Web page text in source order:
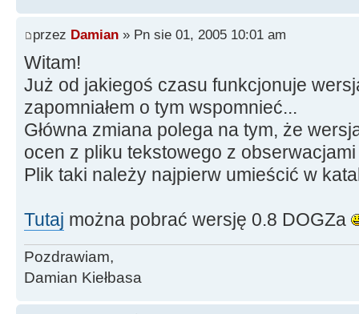
przez Damian » Pn sie 01, 2005 10:01 am
Witam!
Już od jakiegoś czasu funkcjonuje
zapomniałem o tym wspomnieć...
Główna zmiana polega na tym, że
ocen z pliku tekstowego z
Plik taki należy najpierw umieścić w
Tutaj można pobrać wersję 0.8 DOGZa
Pozdrawiam,
Damian Kiełbasa